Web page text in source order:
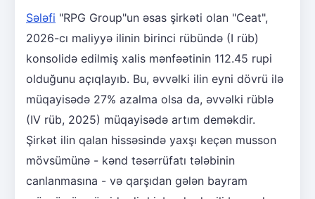
Sələfi "RPG Group"un əsas şirkəti olan "Ceat",
2026-cı maliyyə ilinin birinci rübündə (I rüb)
konsolidə edilmiş xalis mənfəətinin 112.45 rupi
olduğunu açıqlayıb. Bu, əvvəlki ilin eyni dövrü ilə
müqayisədə 27% azalma olsa da, əvvəlki rüblə
(IV rüb, 2025) müqayisədə artım deməkdir.
Şirkət ilin qalan hissəsində yaxşı keçən musson
mövsümünə - kənd təsərrüfatı tələbinin
canlanmasına - və qarşıdan gələn bayram